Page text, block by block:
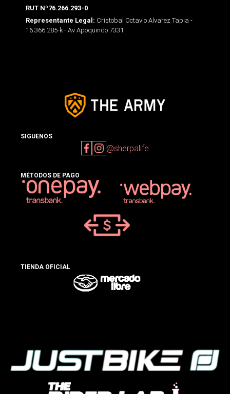
RUT Nº76.266.293-0
Representante Legal: Cristobal Octavio Alvarez Tapia -
16.366.285-k - Av Apoquindo 7331
SIGUENOS
@sherpalife
MÉTODOS DE PAGO
TIENDA OFICIAL